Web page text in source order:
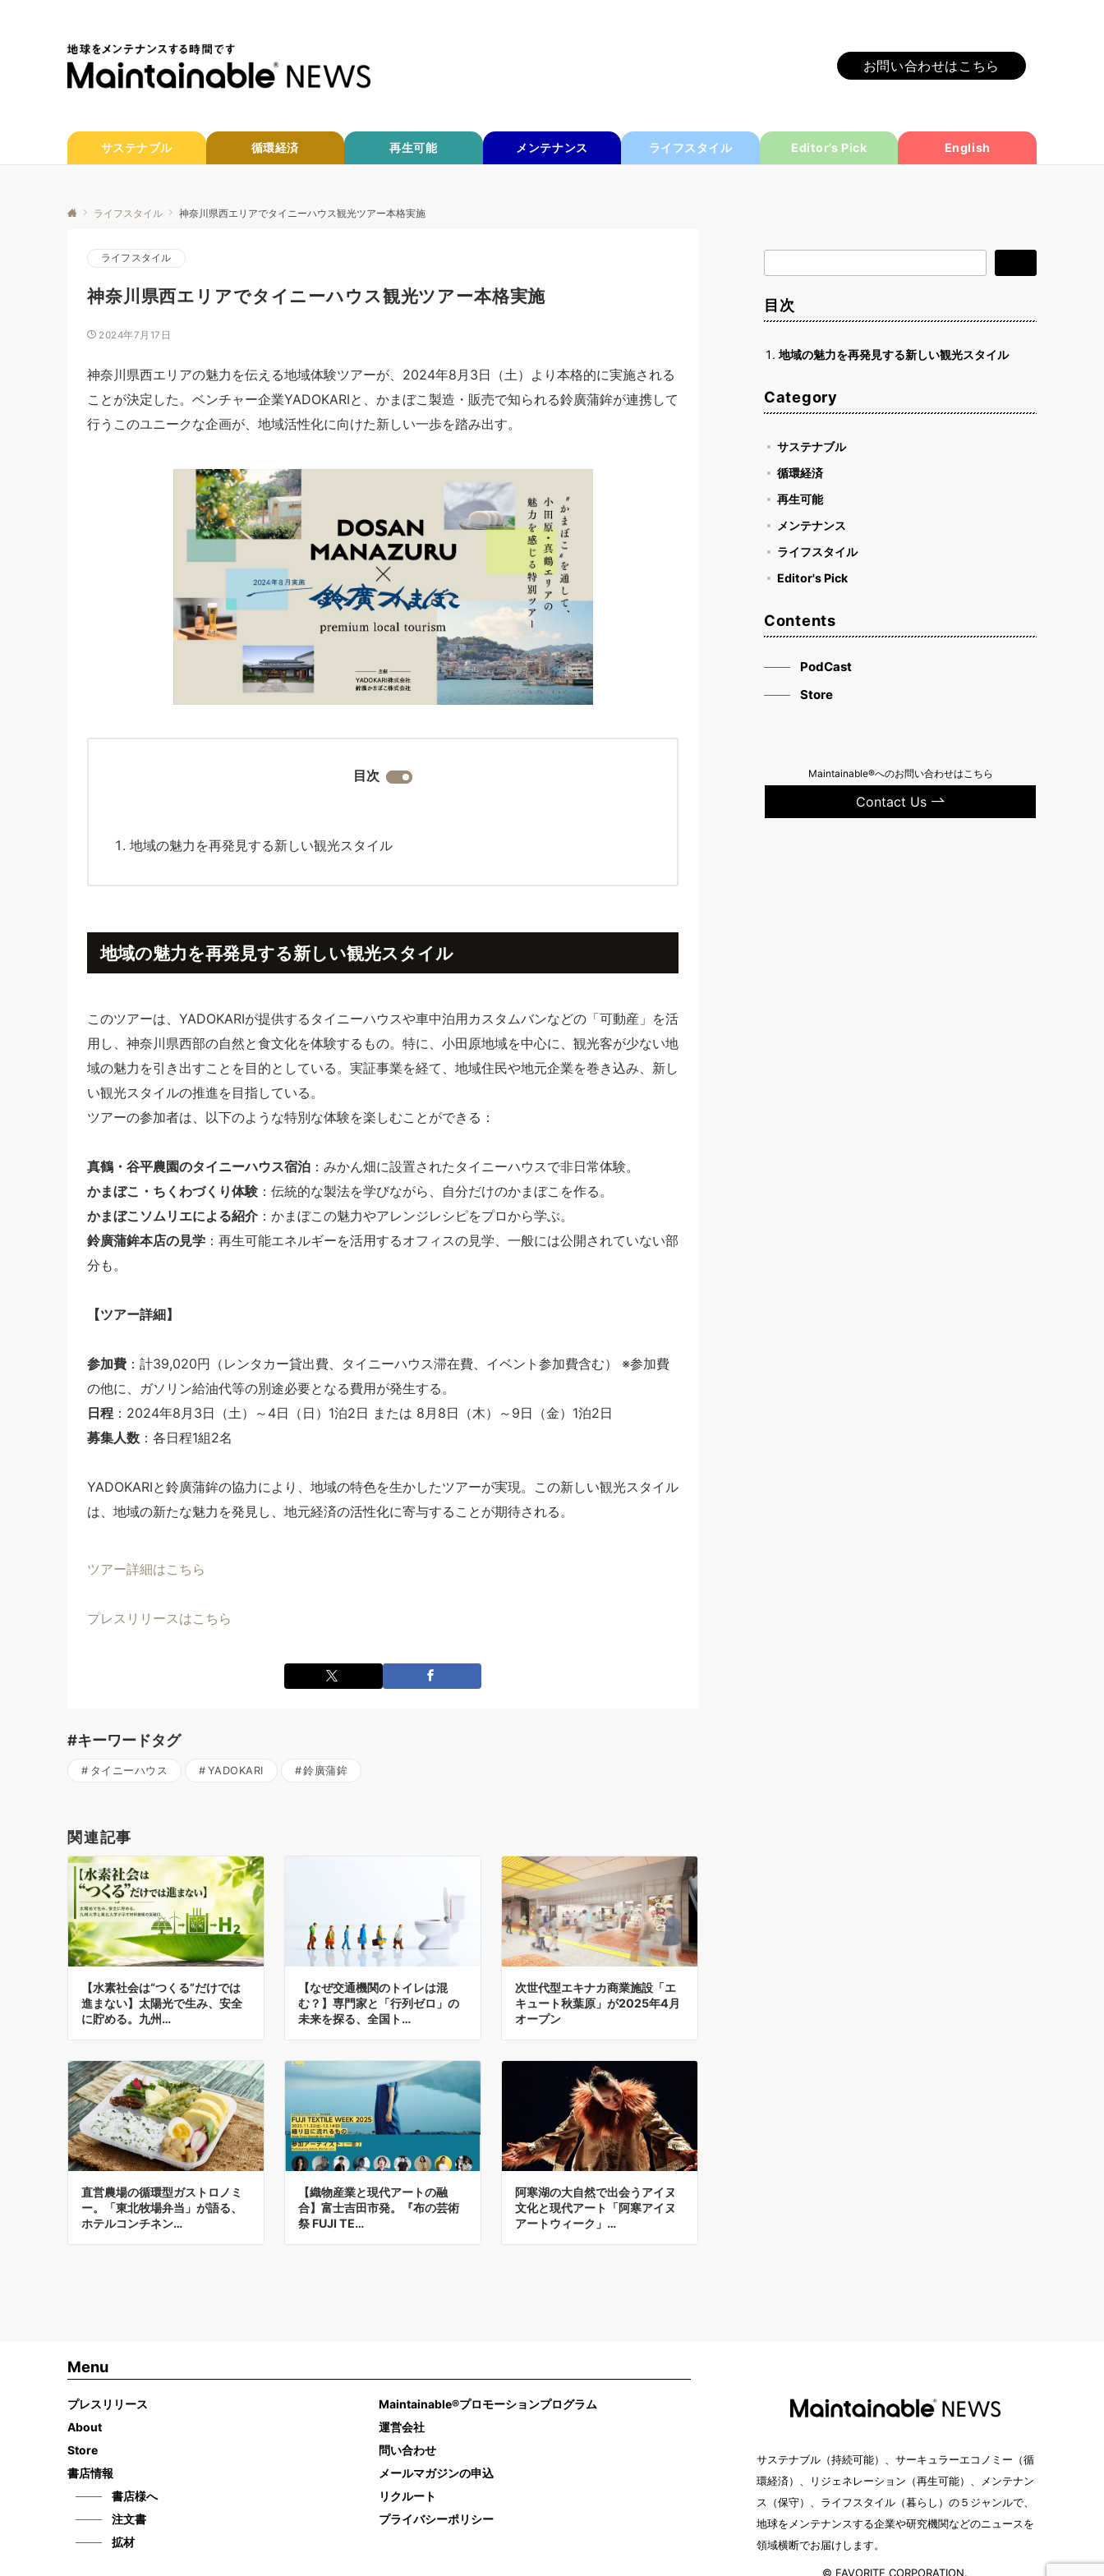
お問い合わせはこちら
サステナブル 循環経済 再生可能 メンテナンス ライフスタイル Editor’s Pick English
ライフスタイル 神奈川県西エリアでタイニーハウス観光ツアー本格実施
ライフスタイル
神奈川県西エリアでタイニーハウス観光ツアー本格実施
2024年7月17日
神奈川県西エリアの魅力を伝える地域体験ツアーが、2024年8月3日（土）より本格的に実施される
ことが決定した。ベンチャー企業YADOKARIと、かまぼこ製造・販売で知られる鈴廣蒲鉾が連携して
行うこのユニークな企画が、地域活性化に向けた新しい一歩を踏み出す。
目次
地域の魅力を再発見する新しい観光スタイル
地域の魅力を再発見する新しい観光スタイル
このツアーは、YADOKARIが提供するタイニーハウスや車中泊用カスタムバンなどの「可動産」を活
用し、神奈川県西部の自然と食文化を体験するもの。特に、小田原地域を中心に、観光客が少ない地
域の魅力を引き出すことを目的としている。実証事業を経て、地域住民や地元企業を巻き込み、新し
い観光スタイルの推進を目指している。
ツアーの参加者は、以下のような特別な体験を楽しむことができる：
真鶴・谷平農園のタイニーハウス宿泊 ：みかん畑に設置されたタイニーハウスで非日常体験。
かまぼこ・ちくわづくり体験 ：伝統的な製法を学びながら、自分だけのかまぼこを作る。
かまぼこソムリエによる紹介 ：かまぼこの魅力やアレンジレシピをプロから学ぶ。
鈴廣蒲鉾本店の見学 ：再生可能エネルギーを活用するオフィスの見学、一般には公開されていない部
分も。
【ツアー詳細】
参加費 ：計39,020円（レンタカー貸出費、タイニーハウス滞在費、イベント参加費含む） ※参加費
の他に、ガソリン給油代等の別途必要となる費用が発生する。
日程 ：2024年8月3日（土）～4日（日）1泊2日 または 8月8日（木）～9日（金）1泊2日
募集人数 ：各日程1組2名
YADOKARIと鈴廣蒲鉾の協力により、地域の特色を生かしたツアーが実現。この新しい観光スタイル
は、地域の新たな魅力を発見し、地元経済の活性化に寄与することが期待される。
ツアー詳細はこちら
プレスリリースはこちら
#キーワードタグ
タイニーハウス YADOKARI 鈴廣蒲鉾
関連記事
【水素社会は“つくる”だけでは
進まない】太陽光で生み、安全
に貯める。九州…
【なぜ交通機関のトイレは混
む？】専門家と「行列ゼロ」の
未来を探る、全国ト…
次世代型エキナカ商業施設「エ
キュート秋葉原」が2025年4月
オープン
直営農場の循環型ガストロノミ
ー。「東北牧場弁当」が語る、
ホテルコンチネン…
【織物産業と現代アートの融
合】富士吉田市発。『布の芸術
祭 FUJI TE…
阿寒湖の大自然で出会うアイヌ
文化と現代アート「阿寒アイヌ
アートウィーク」…
索
目次
地域の魅力を再発見する新しい観光スタイル
Category
サステナブル
循環経済
再生可能
メンテナンス
ライフスタイル
Editor's Pick
Contents
PodCast
Store
Maintainable®へのお問い合わせはこちら
Contact Us
Menu
プレスリリース
About
Store
書店情報
書店様へ
注文書
拡材
Maintainable®プロモーションプログラム
運営会社
問い合わせ
メールマガジンの申込
リクルート
プライバシーポリシー
サステナブル（持続可能）、サーキュラーエコノミー（循
環経済）、リジェネレーション（再生可能）、メンテナン
ス（保守）、ライフスタイル（暮らし）の５ジャンルで、
地球をメンテナンスする企業や研究機関などのニュースを
領域横断でお届けします。
© FAVORITE CORPORATION.